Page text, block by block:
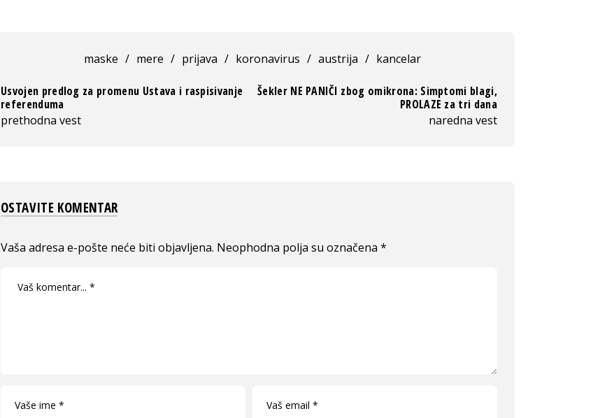
maske / mere / prijava / koronavirus / austrija / kancelar
Usvojen predlog za promenu Ustava i raspisivanje
referenduma
prethodna vest
Šekler NE PANIČI zbog omikrona: Simptomi blagi,
PROLAZE za tri dana
naredna vest
OSTAVITE KOMENTAR
Vaša adresa e-pošte neće biti objavljena. Neophodna polja su označena *